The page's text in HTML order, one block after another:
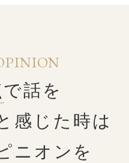
で話を
感じた時は
ニオンを